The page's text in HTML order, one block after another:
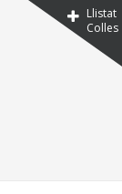
Llistat
Colles